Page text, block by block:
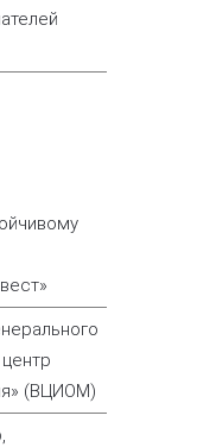
(ВЦИОМ)